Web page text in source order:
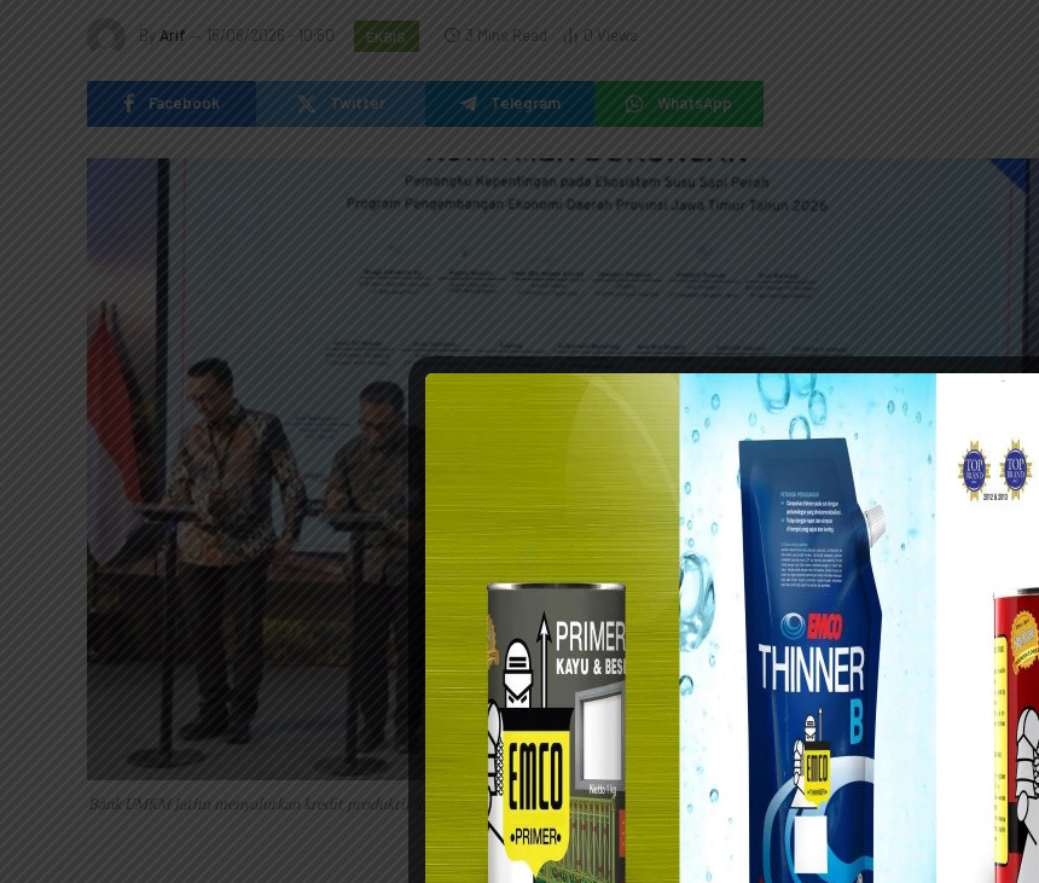
By Arif 15/06/2026 - 10:50 EKBIS 3 Mins Read 0 Views
Facebook Twitter Telegram WhatsApp
Bank UMKM Jatim menyalurkan kredit produktif Rp350 juta kepada peternak sapi perah di Malang untuk mendukung digitalisasi sektor pangan
melalui sistem ERP.